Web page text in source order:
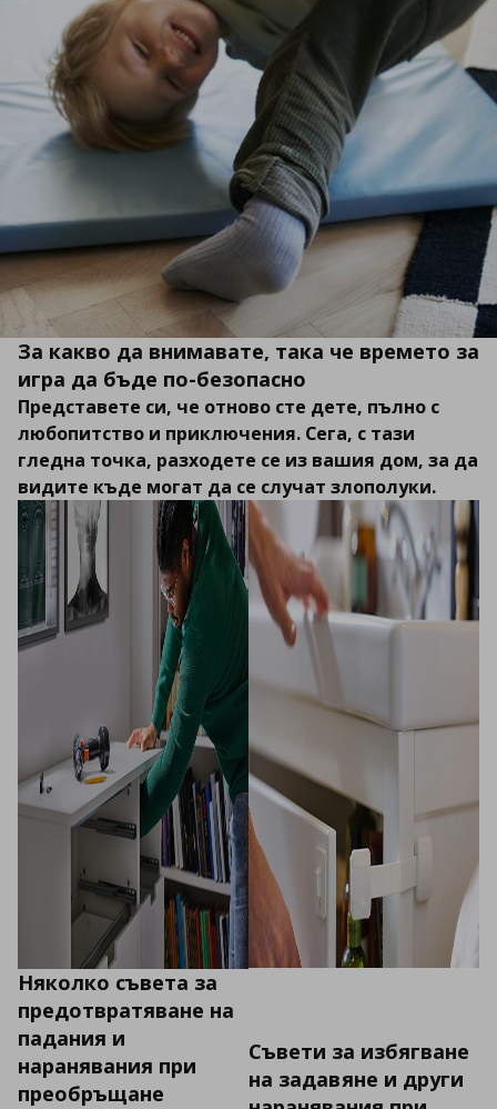
За какво да внимавате, така че времето за
игра да бъде по-безопасно
Представете си, че отново сте дете, пълно с
любопитство и приключения. Сега, с тази
гледна точка, разходете се из вашия дом, за да
видите къде могат да се случат злополуки.
Няколко съвета за
предотвратяване на
падания и
наранявания при
преобръщане
Съвети за избягване
на задавяне и други